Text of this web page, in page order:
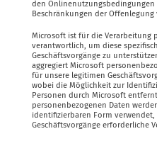
den Onlinenutzungsbedingungen
Beschränkungen der
Microsoft ist für die Verarbeitung
verantwortlich, um diese
Geschäftsvorgänge zu
aggregiert Microsoft
für unsere legitimen
wobei die Möglichkeit zur
Personen durch Microsoft
personenbezogenen Daten
identifizierbaren Form
Geschäftsvorgänge erforderliche